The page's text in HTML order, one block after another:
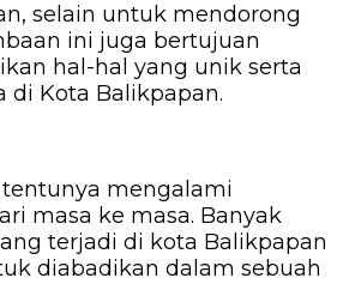
selain untuk mendorong
ini juga bertujuan
hal-hal yang unik serta
di Kota Balikpapan.
mengalami
masa ke masa. Banyak
terjadi di kota Balikpapan
diabadikan dalam sebuah